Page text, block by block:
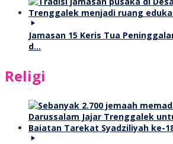
Jamasan 15 Keris Tua
d…
Religi